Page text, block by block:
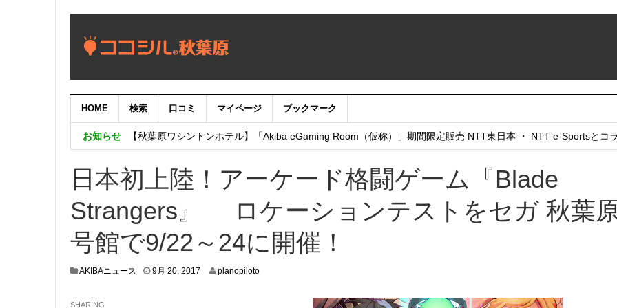
HOME 検索 口コミ マイページ ブックマーク
お知らせ
【重要：9月5日（火）22時】ココシル：アカウントサービス移行のお知らせ
【秋葉原ワシントンホテル】「Akiba eGaming Room（仮称）」期間限定販売 NTT東日本 ・ NTT e-Sportsとコ
日本初上陸！アーケード格闘ゲーム『Blade
Strangers』 ロケーションテストをセガ 秋葉
号館で9/22～24に開催！
AKIBAニュース 9月 20, 2017 planopiloto
SHARING